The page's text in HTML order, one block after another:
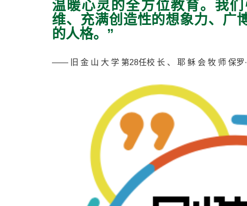
温暖心灵的全方位教育。 我
维、充满创造性的想象力、广
的人格。”
—— 旧 金 山 大 学 第28任校 长 、 耶 稣 会 牧 师 保罗